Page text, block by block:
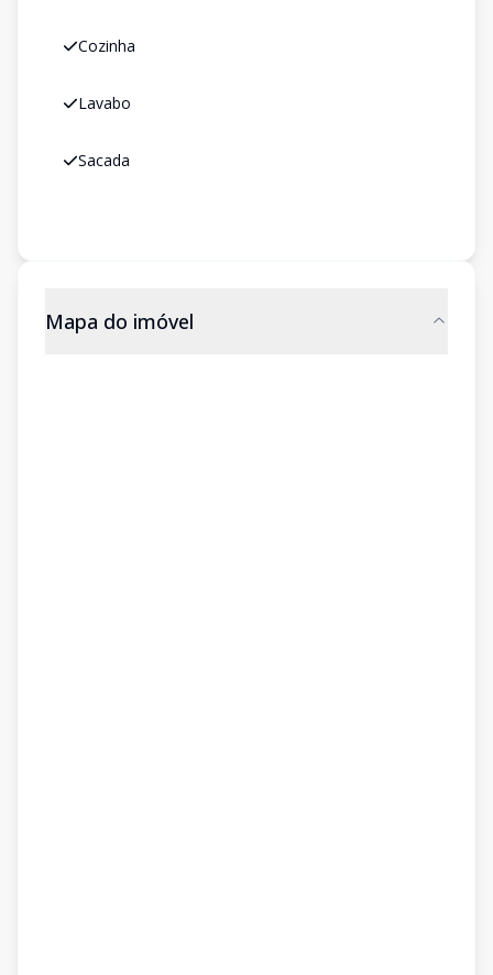
Cozinha
Lavabo
Sacada
Mapa do imóvel